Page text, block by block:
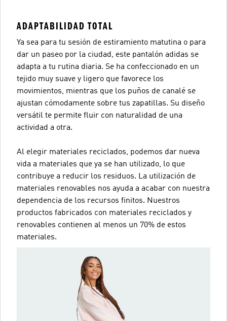
ADAPTABILIDAD TOTAL
Ya sea para tu sesión de estiramiento matutina o para
dar un paseo por la ciudad, este pantalón adidas se
adapta a tu rutina diaria. Se ha confeccionado en un
tejido muy suave y ligero que favorece los
movimientos, mientras que los puños de canalé se
ajustan cómodamente sobre tus zapatillas. Su diseño
versátil te permite fluir con naturalidad de una
actividad a otra.
Al elegir materiales reciclados, podemos dar nueva
vida a materiales que ya se han utilizado, lo que
contribuye a reducir los residuos. La utilización de
materiales renovables nos ayuda a acabar con nuestra
dependencia de los recursos finitos. Nuestros
productos fabricados con materiales reciclados y
renovables contienen al menos un 70% de estos
materiales.